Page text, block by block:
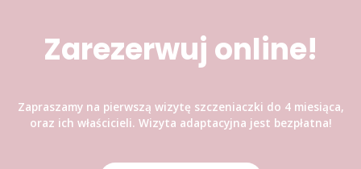
Zarezerwuj online!
Zapraszamy na pierwszą wizytę szczeniaczki do 4 miesiąca,
oraz ich właścicieli. Wizyta adaptacyjna jest bezpłatna!